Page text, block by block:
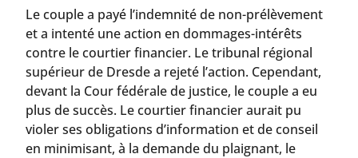
Le couple a payé l’indemnité de non-prélèvement
et a intenté une action en dommages-intérêts
contre le courtier financier. Le tribunal régional
supérieur de Dresde a rejeté l’action. Cependant,
devant la Cour fédérale de justice, le couple a eu
plus de succès. Le courtier financier aurait pu
violer ses obligations d’information et de conseil
en minimisant, à la demande du plaignant, le